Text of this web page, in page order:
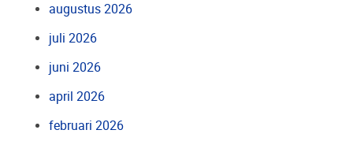
augustus 2026
juli 2026
juni 2026
april 2026
februari 2026